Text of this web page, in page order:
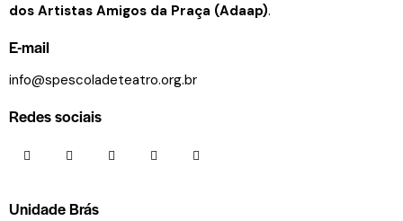
dos Artistas Amigos da Praça (Adaap).
E-mail
info@spescoladeteatro.org.br
Redes sociais
Unidade Brás